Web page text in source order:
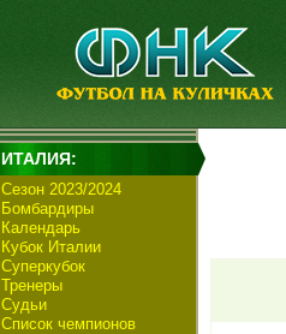
ИТАЛИЯ:
Сезон 2023/2024
Бомбардиры
Календарь
Кубок Италии
Суперкубок
Тренеры
Судьи
Список чемпионов